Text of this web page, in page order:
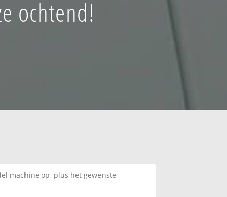
ochtend!